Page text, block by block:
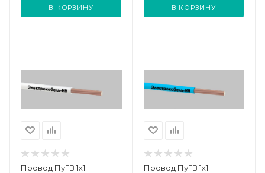
В КОРЗИНУ В КОРЗИНУ
Провод ПуГВ 1х1
Провод ПуГВ 1х1